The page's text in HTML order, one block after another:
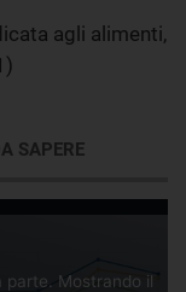
agli alimenti,
parte. Mostrando il
SAPERE